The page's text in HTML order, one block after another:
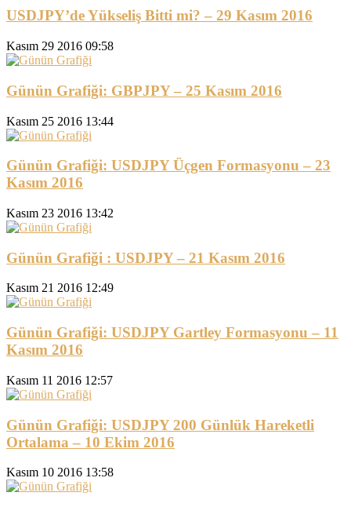
USDJPY’de Yükseliş Bitti mi? – 29 Kasım 2016
Kasım 29 2016 09:58
Günün Grafiği: GBPJPY – 25 Kasım 2016
Kasım 25 2016 13:44
Günün Grafiği: USDJPY Üçgen Formasyonu – 23
Kasım 2016
Kasım 23 2016 13:42
Günün Grafiği : USDJPY – 21 Kasım 2016
Kasım 21 2016 12:49
Günün Grafiği: USDJPY Gartley Formasyonu – 11
Kasım 2016
Kasım 11 2016 12:57
Günün Grafiği: USDJPY 200 Günlük Hareketli
Ortalama – 10 Ekim 2016
Kasım 10 2016 13:58